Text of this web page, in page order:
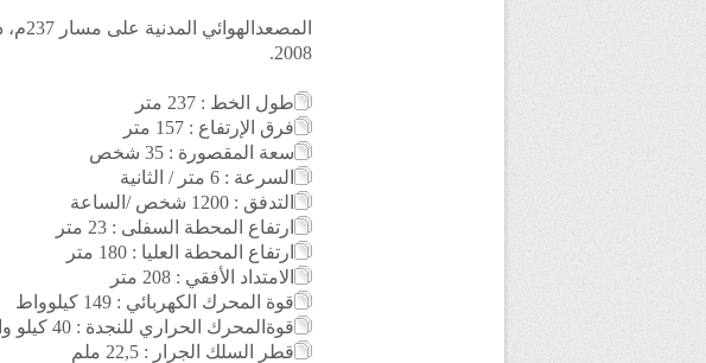
المصعدالهوائي المدنية على مسار 237م،
2008.
طول الخط : 237 متر
فرق الإرتفاع : 157 متر
سعة المقصورة : 35 شخص
السرعة : 6 متر / الثانية
التدفق : 1200 شخص /الساعة
ارتفاع المحطة السفلى : 23 متر
ارتفاع المحطة العليا : 180 متر
الامتداد الأفقي : 208 متر
قوة المحرك الكهربائي : 149 كيلوواط
قوةالمحرك الحراري للنجدة : 40 كيلو واط
قطر السلك الجرار : 22,5 ملم